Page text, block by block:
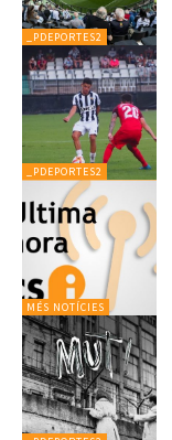
_PDEPORTES2
_PDEPORTES2
MÉS NOTÍCIES